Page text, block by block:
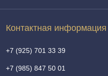
Контактная информация
+7 (925) 701 33 39
+7 (985) 847 50 01